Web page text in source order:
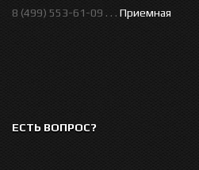
8 (499) 553-61-09 . . . Приемная
ЕСТЬ ВОПРОС?